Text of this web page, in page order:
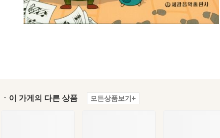
ㆍ이 가게의 다른 상품 모든상품보기+